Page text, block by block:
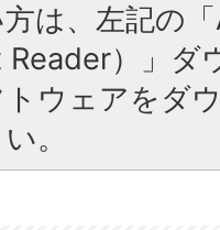
は、左記の
）」ダ
ウェアをダ
。